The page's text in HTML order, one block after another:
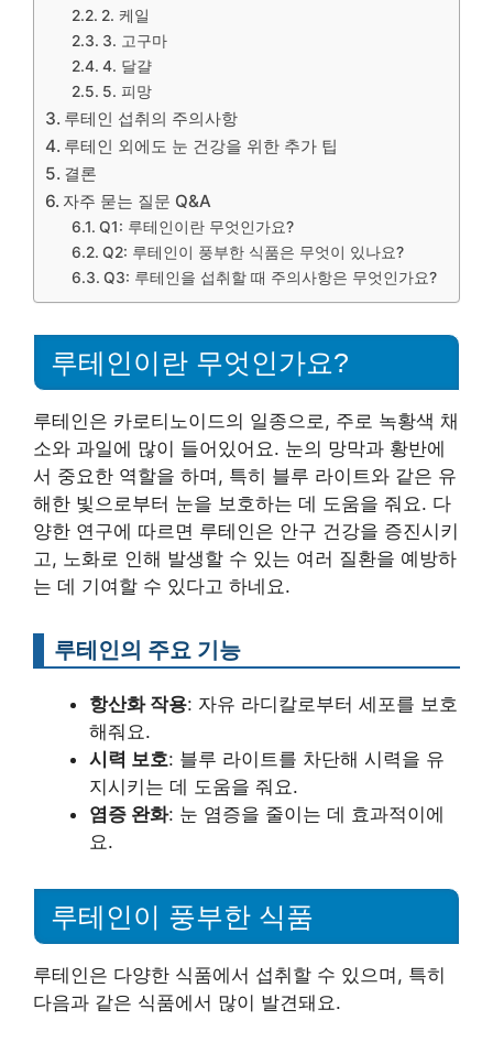
2. 케일
3. 고구마
4. 달걀
5. 피망
루테인 섭취의 주의사항
루테인 외에도 눈 건강을 위한 추가 팁
결론
자주 묻는 질문 Q&A
Q1: 루테인이란 무엇인가요?
Q2: 루테인이 풍부한 식품은 무엇이 있나요?
Q3: 루테인을 섭취할 때 주의사항은 무엇인가요?
루테인이란 무엇인가요?
루테인은 카로티노이드의 일종으로, 주로 녹황색 채
소와 과일에 많이 들어있어요. 눈의 망막과 황반에
서 중요한 역할을 하며, 특히 블루 라이트와 같은 유
해한 빛으로부터 눈을 보호하는 데 도움을 줘요. 다
양한 연구에 따르면 루테인은 안구 건강을 증진시키
고, 노화로 인해 발생할 수 있는 여러 질환을 예방하
는 데 기여할 수 있다고 하네요.
루테인의 주요 기능
항산화 작용: 자유 라디칼로부터 세포를 보호
해줘요.
시력 보호: 블루 라이트를 차단해 시력을 유
지시키는 데 도움을 줘요.
염증 완화: 눈 염증을 줄이는 데 효과적이에
요.
루테인이 풍부한 식품
루테인은 다양한 식품에서 섭취할 수 있으며, 특히
다음과 같은 식품에서 많이 발견돼요.